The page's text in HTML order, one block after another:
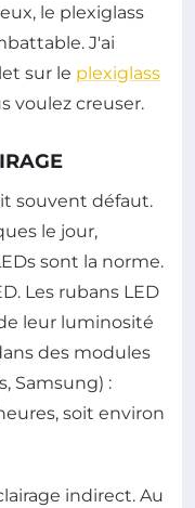
le plexiglass
J'ai
sur le plexiglass
voulez creuser.
souvent défaut.
le jour,
sont la norme.
Les rubans LED
leur luminosité
des modules
Samsung) :
soit environ
indirect. Au